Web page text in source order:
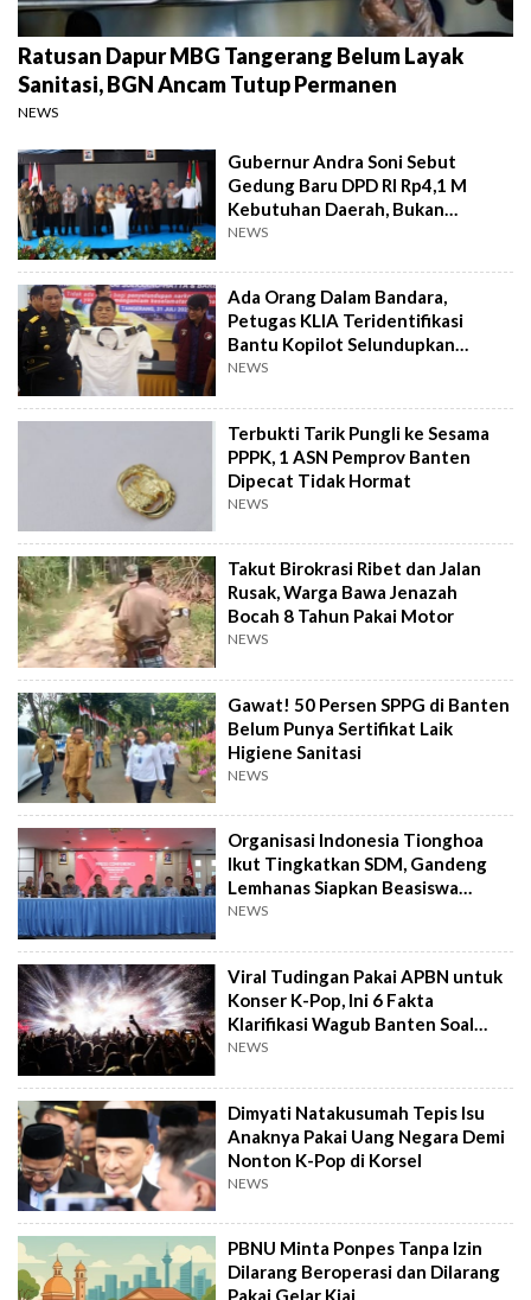
Ratusan Dapur MBG Tangerang Belum Layak
Sanitasi, BGN Ancam Tutup Permanen
NEWS
Gubernur Andra Soni Sebut
Gedung Baru DPD RI Rp4,1 M
Kebutuhan Daerah, Bukan
Senator
NEWS
Ada Orang Dalam Bandara,
Petugas KLIA Teridentifikasi
Bantu Kopilot Selundupkan
Ekstasi ke Indonesia
NEWS
Terbukti Tarik Pungli ke Sesama
PPPK, 1 ASN Pemprov Banten
Dipecat Tidak Hormat
NEWS
Takut Birokrasi Ribet dan Jalan
Rusak, Warga Bawa Jenazah
Bocah 8 Tahun Pakai Motor
NEWS
Gawat! 50 Persen SPPG di Banten
Belum Punya Sertifikat Laik
Higiene Sanitasi
NEWS
Organisasi Indonesia Tionghoa
Ikut Tingkatkan SDM, Gandeng
Lemhanas Siapkan Beasiswa
Hingga S3
NEWS
Viral Tudingan Pakai APBN untuk
Konser K-Pop, Ini 6 Fakta
Klarifikasi Wagub Banten Soal
Putrinya
NEWS
Dimyati Natakusumah Tepis Isu
Anaknya Pakai Uang Negara Demi
Nonton K-Pop di Korsel
NEWS
PBNU Minta Ponpes Tanpa Izin
Dilarang Beroperasi dan Dilarang
Pakai Gelar Kiai